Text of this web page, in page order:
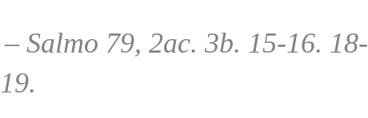
– Salmo 79, 2ac. 3b. 15-16. 18-
19.